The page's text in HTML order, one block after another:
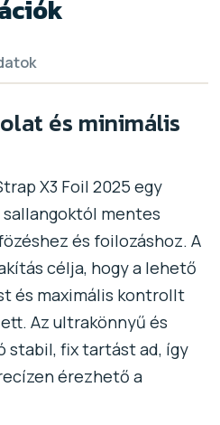
és minimális
X3 Foil 2025 egy
mentes
és foilozáshoz. A
célja, hogy a lehető
és maximális kontrollt
Az ultrakönnyű és
stabil, fix tartást ad, így
érezhető a